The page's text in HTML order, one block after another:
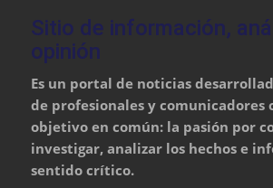
Sitio de información,
opinión
Es un portal de noticias
de profesionales y comunicadores
objetivo en común: la pasión por
investigar, analizar los hechos e
sentido crítico.